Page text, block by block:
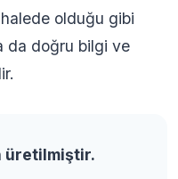
olduğu gibi
da doğru bilgi ve
üretilmiştir.